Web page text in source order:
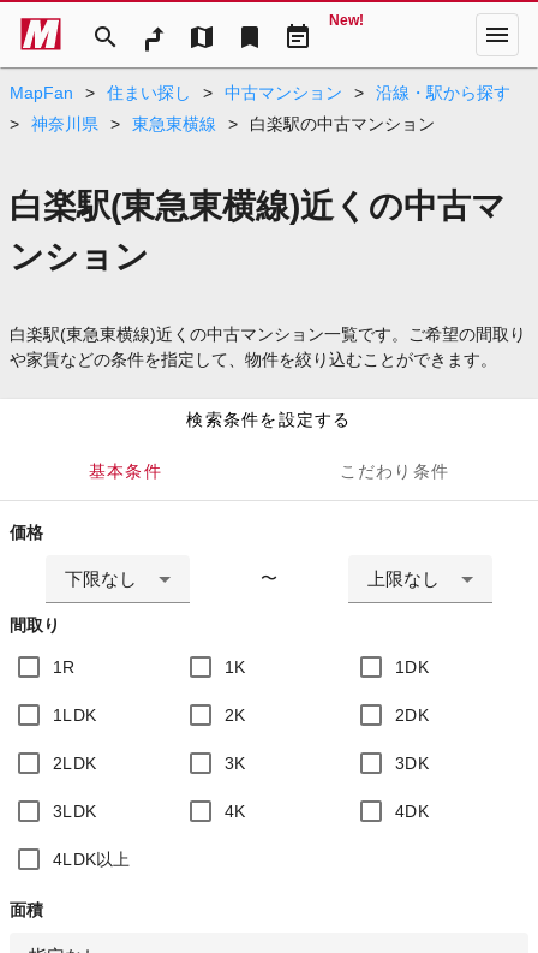
search map bookmark event_note
New! menu
MapFan > 住まい探し > 中古マンション >
沿線・駅から探す
>
神奈川県 > 東急東横線 > 白楽駅の中古マンション
白楽駅(東急東横線)近くの中古マ
ンション
白楽駅(東急東横線)近くの中古マンション一覧です。ご希望の間取り
や家賃などの条件を指定して、物件を絞り込むことができます。
検索条件を設定する
基本条件 こだわり条件
価格
下限なし 〜 上限なし
間取り
1R 1K 1DK
1LDK 2K 2DK
2LDK 3K 3DK
3LDK 4K 4DK
4LDK以上
面積